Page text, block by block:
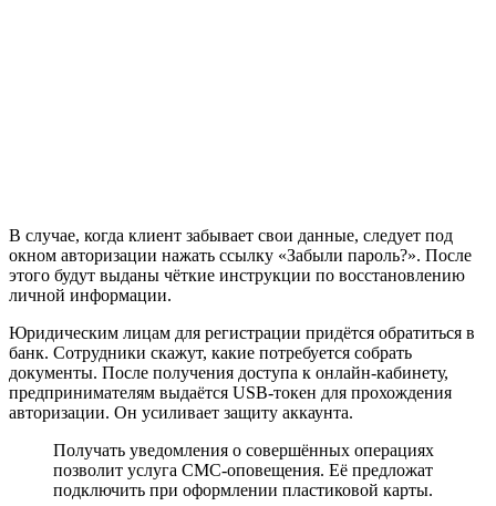
В случае, когда клиент забывает свои данные, следует под
окном авторизации нажать ссылку «Забыли пароль?». После
этого будут выданы чёткие инструкции по восстановлению
личной информации.
Юридическим лицам для регистрации придётся обратиться в
банк. Сотрудники скажут, какие потребуется собрать
документы. После получения доступа к онлайн-кабинету,
предпринимателям выдаётся USB-токен для прохождения
авторизации. Он усиливает защиту аккаунта.
Получать уведомления о совершённых операциях
позволит услуга СМС-оповещения. Её предложат
подключить при оформлении пластиковой карты.